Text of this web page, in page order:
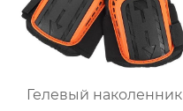
Гелевый наколенник